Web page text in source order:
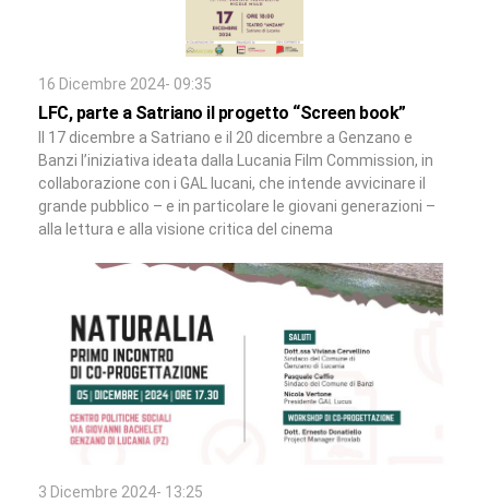
16 Dicembre 2024- 09:35
LFC, parte a Satriano il progetto “Screen book”
Il 17 dicembre a Satriano e il 20 dicembre a Genzano e
Banzi l’iniziativa ideata dalla Lucania Film Commission, in
collaborazione con i GAL lucani, che intende avvicinare il
grande pubblico – e in particolare le giovani generazioni –
alla lettura e alla visione critica del cinema
3 Dicembre 2024- 13:25